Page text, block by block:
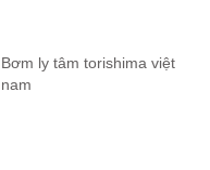
Bơm ly tâm torishima việt
nam